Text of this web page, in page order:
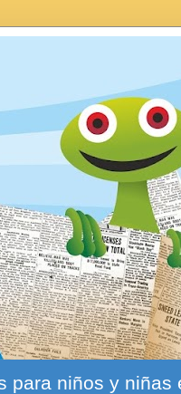
niños y niñas